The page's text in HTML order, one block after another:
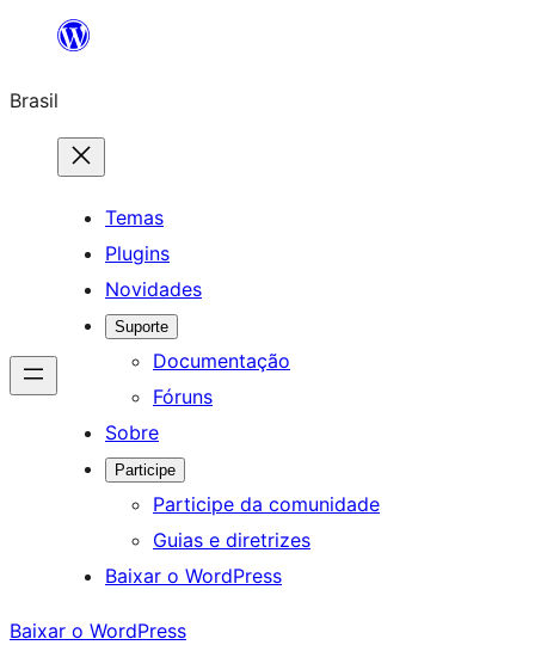
o
conteúdo
Brasil
Temas
Plugins
Novidades
Suporte
Documentação
Fóruns
Sobre
Participe
Participe da comunidade
Guias e diretrizes
Baixar o WordPress
Baixar o WordPress